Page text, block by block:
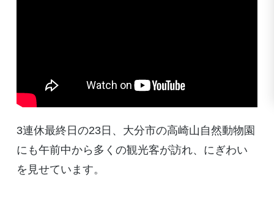
3連休最終日の23日、大分市の高崎山自然動物園
にも午前中から多くの観光客が訪れ、にぎわい
を見せています。